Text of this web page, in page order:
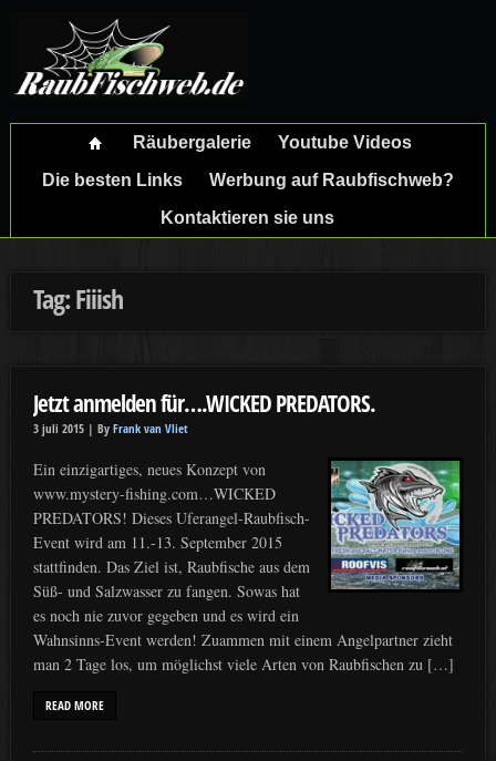
Räubergalerie
Youtube Videos
Die besten Links
Werbung auf Raubfischweb?
Kontaktieren sie uns
Tag: Fiiish
Jetzt anmelden für….WICKED PREDATORS.
3 juli 2015 | By Frank van Vliet
Ein einzigartiges, neues Konzept von
www.mystery-fishing.com…WICKED
PREDATORS! Dieses Uferangel-Raubfisch-
Event wird am 11.-13. September 2015
stattfinden. Das Ziel ist, Raubfische aus dem
Süß- und Salzwasser zu fangen. Sowas hat
es noch nie zuvor gegeben und es wird ein
Wahnsinns-Event werden! Zuammen mit einem Angelpartner zieht
man 2 Tage los, um möglichst viele Arten von Raubfischen zu […]
READ MORE